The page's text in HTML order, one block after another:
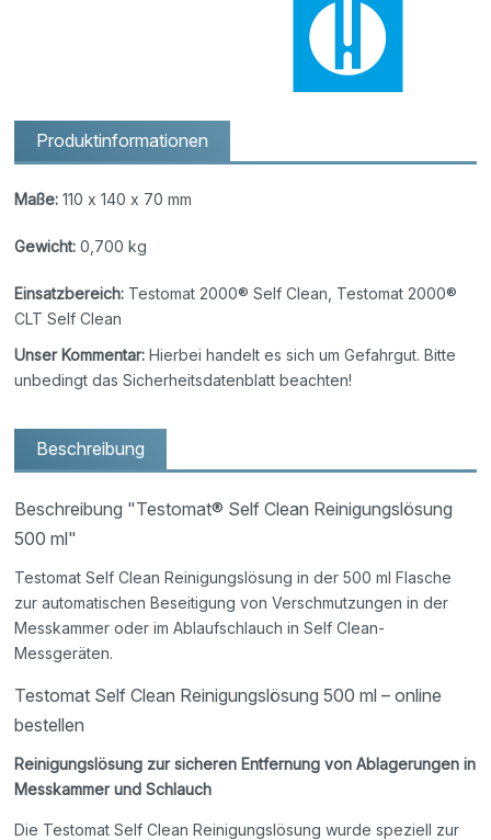
Produktinformationen
Maße: 110 x 140 x 70 mm
Gewicht: 0,700 kg
Einsatzbereich: Testomat 2000® Self Clean, Testomat 2000®
CLT Self Clean
Unser Kommentar: Hierbei handelt es sich um Gefahrgut. Bitte
unbedingt das Sicherheitsdatenblatt beachten!
Beschreibung
Beschreibung "Testomat® Self Clean Reinigungslösung
500 ml"
Testomat Self Clean Reinigungslösung in der 500 ml Flasche
zur automatischen Beseitigung von Verschmutzungen in der
Messkammer oder im Ablaufschlauch in Self Clean-
Messgeräten.
Testomat Self Clean Reinigungslösung 500 ml – online
bestellen
Reinigungslösung zur sicheren Entfernung von Ablagerungen in
Messkammer und Schlauch
Die Testomat Self Clean Reinigungslösung wurde speziell zur